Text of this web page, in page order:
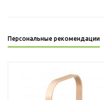
Персональные рекомендации